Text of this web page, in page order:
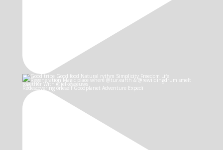
Redescovering oneself Goodplanet Adventure Expedi